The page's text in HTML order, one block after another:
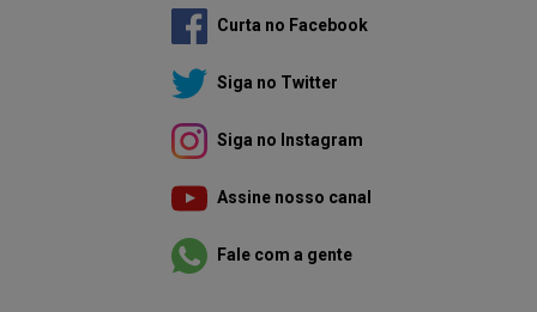
Curta no Facebook
Siga no Twitter
Siga no Instagram
Assine nosso canal
Fale com a gente